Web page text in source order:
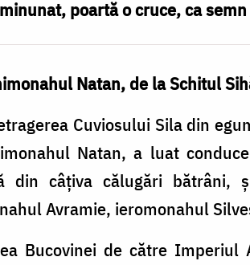
poartă o cruce, ca
Natan, de la Schitul
Cuviosului Sila din
Natan, a luat
din câţiva călugări bătrâni,
Avramie, ieromonahul
Bucovinei de către